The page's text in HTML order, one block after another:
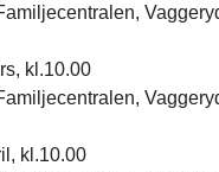
kl.10.00
kl.10.00